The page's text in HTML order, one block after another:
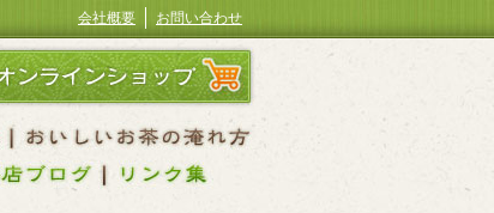
お問い合わせ
会社概要